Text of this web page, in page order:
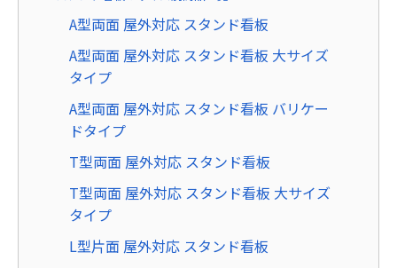
A型両面 屋外対応 スタンド看板
A型両面 屋外対応 スタンド看板 大サイズ
タイプ
A型両面 屋外対応 スタンド看板 バリケー
ドタイプ
T型両面 屋外対応 スタンド看板
T型両面 屋外対応 スタンド看板 大サイズ
タイプ
L型片面 屋外対応 スタンド看板